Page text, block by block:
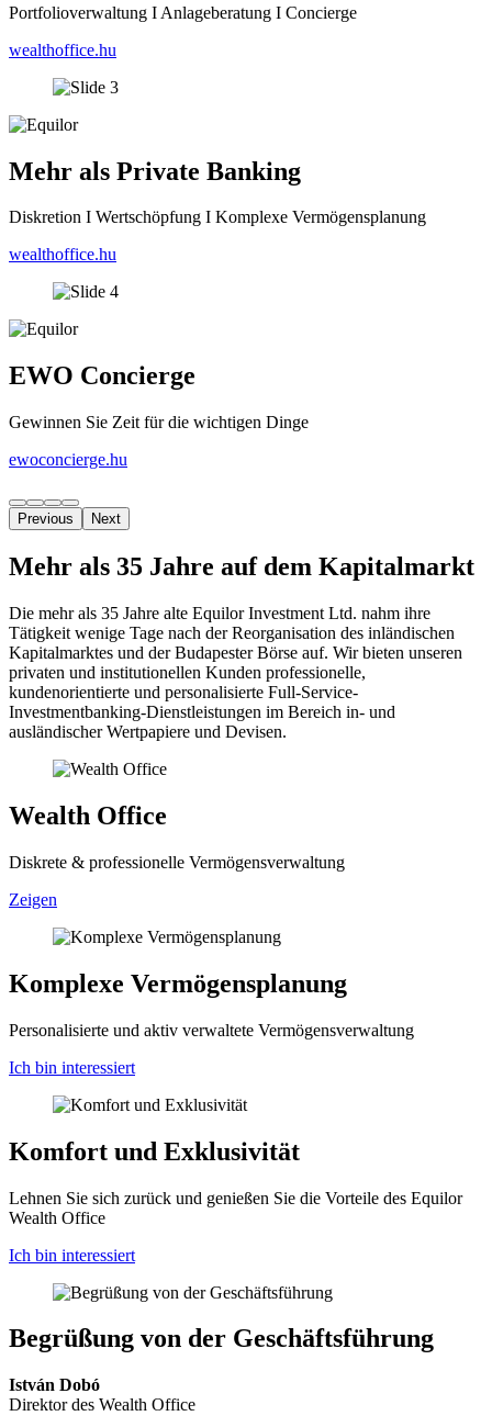
Portfolioverwaltung I Anlageberatung I Concierge
wealthoffice.hu
Mehr als Private Banking
Diskretion I Wertschöpfung I Komplexe Vermögensplanung
wealthoffice.hu
EWO Concierge
Gewinnen Sie Zeit für die wichtigen Dinge
ewoconcierge.hu
Previous Next
Mehr als 35 Jahre auf dem Kapitalmarkt
Die mehr als 35 Jahre alte Equilor Investment Ltd. nahm ihre
Tätigkeit wenige Tage nach der Reorganisation des inländischen
Kapitalmarktes und der Budapester Börse auf. Wir bieten unseren
privaten und institutionellen Kunden professionelle,
kundenorientierte und personalisierte Full-Service-
Investmentbanking-Dienstleistungen im Bereich in- und
ausländischer Wertpapiere und Devisen.
Wealth Office
Diskrete & professionelle Vermögensverwaltung
Zeigen
Komplexe Vermögensplanung
Personalisierte und aktiv verwaltete Vermögensverwaltung
Ich bin interessiert
Komfort und Exklusivität
Lehnen Sie sich zurück und genießen Sie die Vorteile des Equilor
Wealth Office
Ich bin interessiert
Begrüßung von der Geschäftsführung
István Dobó
Direktor des Wealth Office